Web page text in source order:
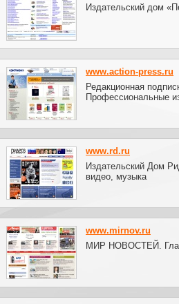
Издательский дом
www.action-press.ru
Редакционная
Профессиональные
www.rd.ru
Издательский Дом
видео, музыка
www.mirnov.ru
МИР НОВОСТЕЙ.